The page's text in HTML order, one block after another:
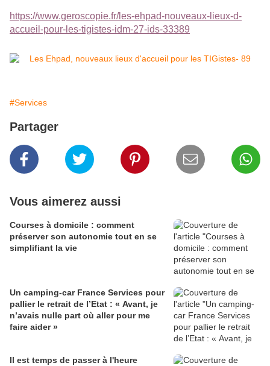
https://www.geroscopie.fr/les-ehpad-nouveaux-lieux-d-
accueil-pour-les-tigistes-idm-27-ids-33389
#Services
Partager
Vous aimerez aussi
Courses à domicile : comment
préserver son autonomie tout en se
simplifiant la vie
Un camping-car France Services pour
pallier le retrait de l’Etat : « Avant, je
n’avais nulle part où aller pour me
faire aider »
Il est temps de passer à l'heure